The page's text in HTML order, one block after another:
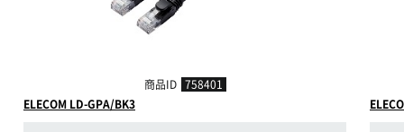
商品ID 758401
ELECOM LD-GPA/BK3